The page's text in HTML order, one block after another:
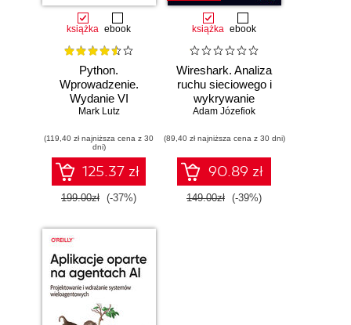
książka ebook
Python.
Wprowadzenie.
Wydanie VI
Mark Lutz
(119,40 zł najniższa cena z 30
dni)
125.37 zł
199.00zł (-37%)
książka ebook
Wireshark. Analiza
ruchu sieciowego i
wykrywanie
włamań
Adam Józefiok
(89,40 zł najniższa cena z 30 dni)
90.89 zł
149.00zł (-39%)